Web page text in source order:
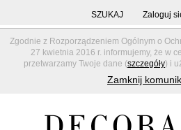
Zgodnie z Rozporządzeniem Ogólnym o
27 kwietnia 2016 r. informujemy, że w
przetwarzamy Twoje dane (szczegóły) i
Zamknij
SZUKAJ Zaloguj